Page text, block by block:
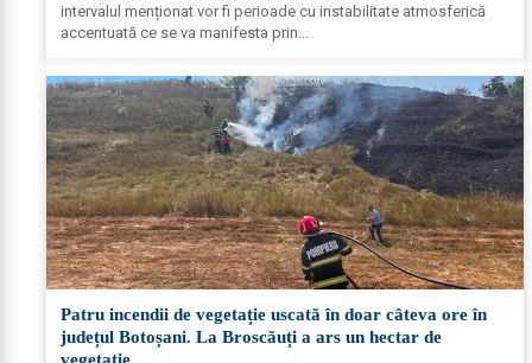
intervalul menționat vor fi perioade cu instabilitate atmosferică
accentuată ce se va manifesta prin...
Patru incendii de vegetație uscată în doar câteva ore în
județul Botoșani. La Broscăuți a ars un hectar de
vegetație